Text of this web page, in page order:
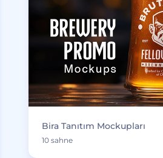
Bira Tanıtım Mockupları
10 sahne